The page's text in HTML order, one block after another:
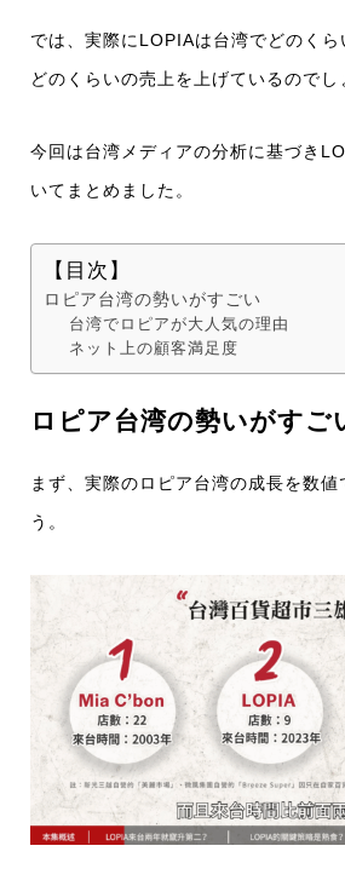
では、実際にLOPIAは台湾でどのくら
どのくらいの売上を上げているのでし
今回は台湾メディアの分析に基づき
いてまとめました。
【目次】
ロピア台湾の勢いがすごい
台湾でロピアが大人気の理由
ネット上の顧客満足度
ロピア台湾の勢いがすご
まず、実際のロピア台湾の成長を数値
う。